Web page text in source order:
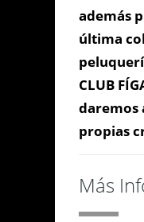
además
última
CLUB
daremos
propias
Más